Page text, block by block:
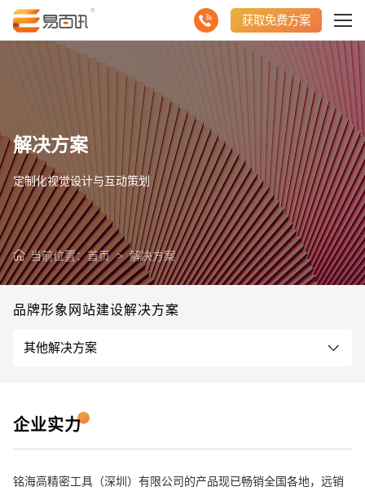
获取免费方案
解决方案
定制化视觉设计与互动策划
当前位置：首页>解决方案
品牌形象网站建设解决方案
其他解决方案
企业实力
铭海高精密工具（深圳）有限公司的产品现已畅销全国各地，远销
请输入您的公司名称